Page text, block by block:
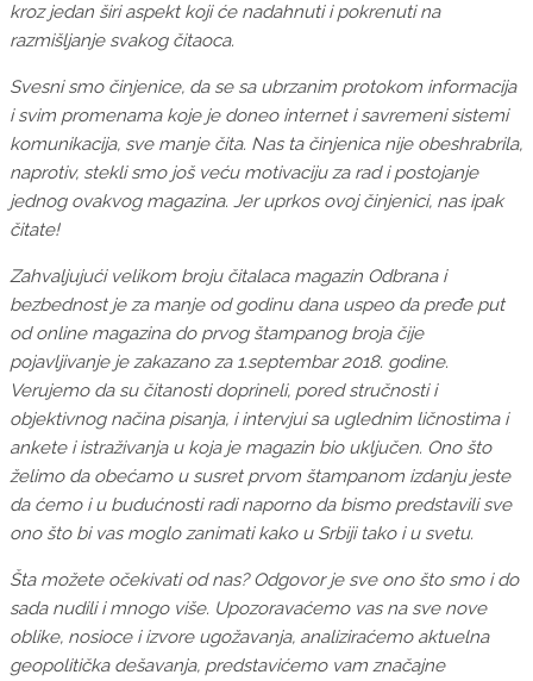
kroz jedan širi aspekt koji će nadahnuti i pokrenuti na
razmišljanje svakog čitaoca.
Svesni smo činjenice, da se sa ubrzanim protokom informacija
i svim promenama koje je doneo internet i savremeni sistemi
komunikacija, sve manje čita. Nas ta činjenica nije obeshrabrila,
naprotiv, stekli smo još veću motivaciju za rad i postojanje
jednog ovakvog magazina. Jer uprkos ovoj činjenici, nas ipak
čitate!
Zahvaljujući velikom broju čitalaca magazin Odbrana i
bezbednost je za manje od godinu dana uspeo da pređe put
od online magazina do prvog štampanog broja čije
pojavljivanje je zakazano za 1.septembar 2018. godine.
Verujemo da su čitanosti doprineli, pored stručnosti i
objektivnog načina pisanja, i intervjui sa uglednim ličnostima i
ankete i istraživanja u koja je magazin bio uključen. Ono što
želimo da obećamo u susret prvom štampanom izdanju jeste
da ćemo i u budućnosti radi naporno da bismo predstavili sve
ono što bi vas moglo zanimati kako u Srbiji tako i u svetu.
Šta možete očekivati od nas? Odgovor je sve ono što smo i do
sada nudili i mnogo više. Upozoravaćemo vas na sve nove
oblike, nosioce i izvore ugožavanja, analiziraćemo aktuelna
geopolitička dešavanja, predstavićemo vam značajne